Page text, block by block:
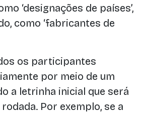
‘designações de países’,
como ‘fabricantes de
os participantes
por meio de um
a letrinha inicial que será
Por exemplo, se a